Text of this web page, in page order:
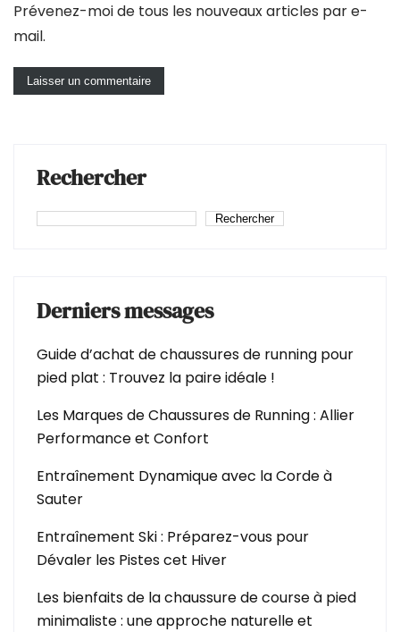
Prévenez-moi de tous les nouveaux articles par e-
mail.
Rechercher
Rechercher
Derniers messages
Guide d’achat de chaussures de running pour
pied plat : Trouvez la paire idéale !
Les Marques de Chaussures de Running : Allier
Performance et Confort
Entraînement Dynamique avec la Corde à
Sauter
Entraînement Ski : Préparez-vous pour
Dévaler les Pistes cet Hiver
Les bienfaits de la chaussure de course à pied
minimaliste : une approche naturelle et